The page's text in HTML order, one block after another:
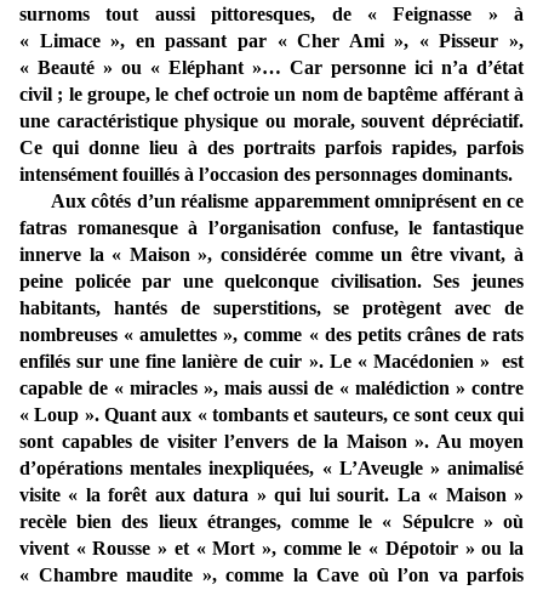
surnoms tout aussi pittoresques, de « Feignasse » à
« Limace », en passant par « Cher Ami », « Pisseur »,
« Beauté » ou « Eléphant »… Car personne ici n’a d’état
civil ; le groupe, le chef octroie un nom de baptême afférant à
une caractéristique physique ou morale, souvent dépréciatif.
Ce qui donne lieu à des portraits parfois rapides, parfois
intensément fouillés à l’occasion des personnages dominants.
Aux côtés d’un réalisme apparemment omniprésent en ce
fatras romanesque à l’organisation confuse, le fantastique
innerve la « Maison », considérée comme un être vivant, à
peine policée par une quelconque civilisation. Ses jeunes
habitants, hantés de superstitions, se protègent avec de
nombreuses « amulettes », comme « des petits crânes de rats
enfilés sur une fine lanière de cuir ». Le « Macédonien » est
capable de « miracles », mais aussi de « malédiction » contre
« Loup ». Quant aux « tombants et sauteurs, ce sont ceux qui
sont capables de visiter l’envers de la Maison ». Au moyen
d’opérations mentales inexpliquées, « L’Aveugle » animalisé
visite « la forêt aux datura » qui lui sourit. La « Maison »
recèle bien des lieux étranges, comme le « Sépulcre » où
vivent « Rousse » et « Mort », comme le « Dépotoir » ou la
« Chambre maudite », comme la Cave où l’on va parfois